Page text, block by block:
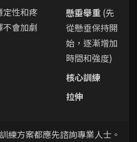
定性和疼
會加劇
懸垂舉重 (先
從懸垂保持開
始，逐漸增加
時間和強度)
核心訓練
拉伸
練方案都應先諮詢專業人士。